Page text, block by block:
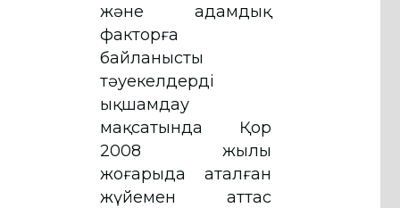
және адамдық
факторға
байланысты
тәуекелдерді
ықшамдау
мақсатында Қор
2008 жылы
жоғарыда аталған
жүйемен аттас